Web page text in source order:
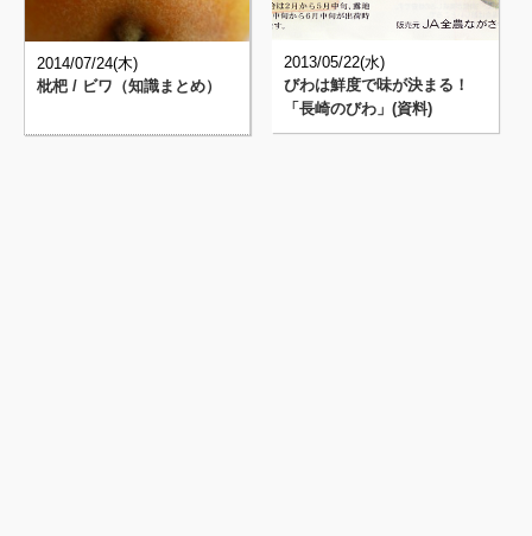
2014/07/24(木)
枇杷 / ビワ（知識まとめ）
2013/05/22(水)
びわは鮮度で味が決まる！
「長崎のびわ」(資料)